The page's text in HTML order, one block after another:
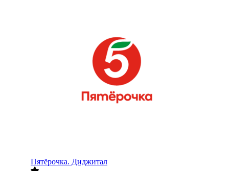
Пятёрочка. Диджитал